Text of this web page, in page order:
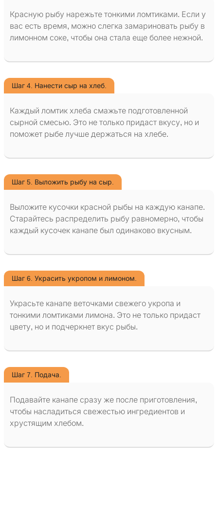
Красную рыбу нарежьте тонкими ломтиками. Если у
вас есть время, можно слегка замариновать рыбу в
лимонном соке, чтобы она стала еще более нежной.
Шаг 4. Нанести сыр на хлеб.
Каждый ломтик хлеба смажьте подготовленной
сырной смесью. Это не только придаст вкусу, но и
поможет рыбе лучше держаться на хлебе.
Шаг 5. Выложить рыбу на сыр.
Выложите кусочки красной рыбы на каждую канапе.
Старайтесь распределить рыбу равномерно, чтобы
каждый кусочек канапе был одинаково вкусным.
Шаг 6. Украсить укропом и лимоном.
Украсьте канапе веточками свежего укропа и
тонкими ломтиками лимона. Это не только придаст
цвету, но и подчеркнет вкус рыбы.
Шаг 7. Подача.
Подавайте канапе сразу же после приготовления,
чтобы насладиться свежестью ингредиентов и
хрустящим хлебом.